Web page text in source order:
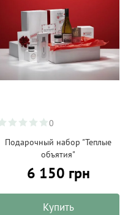
0
Подарочный набор "Теплые
объятия"
6 150 грн
Купить